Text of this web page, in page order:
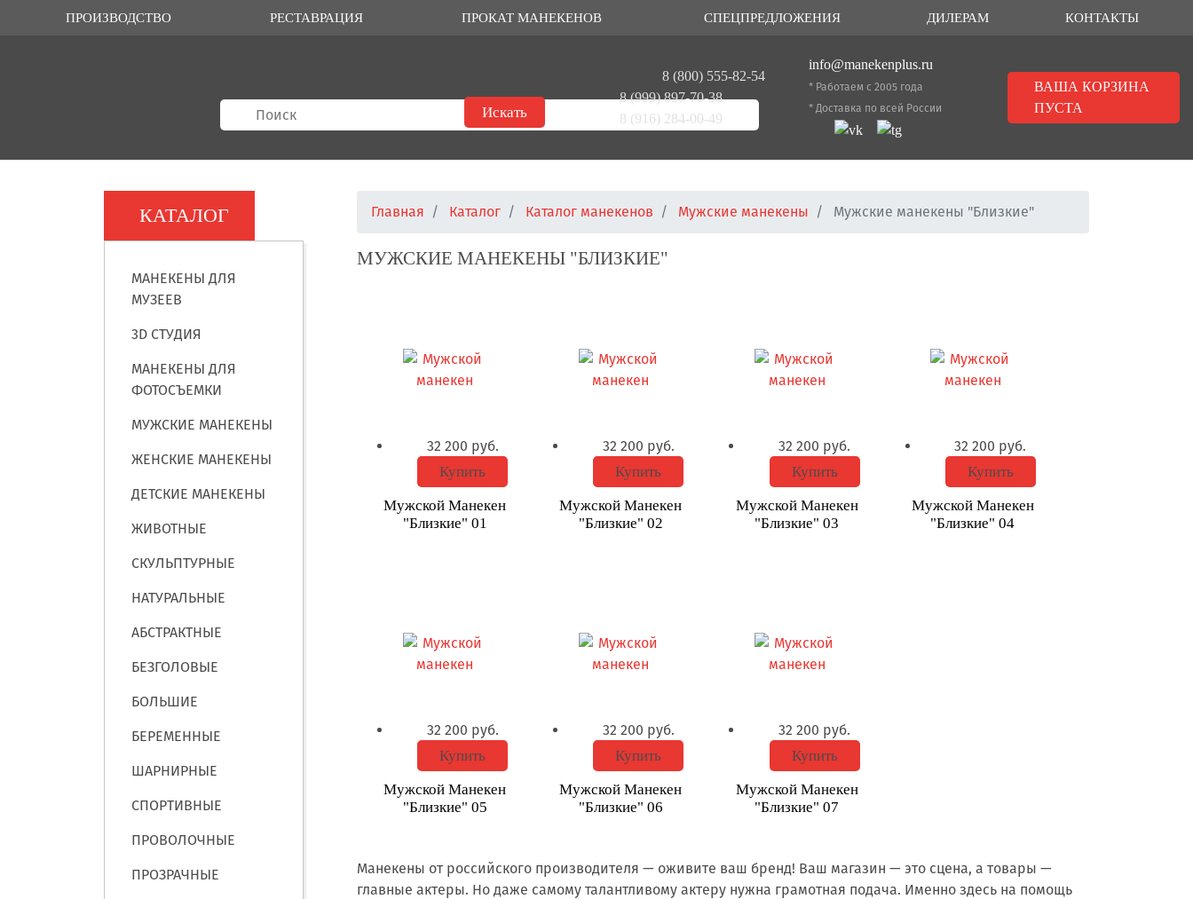
ПРОИЗВОДСТВО РЕСТАВРАЦИЯ ПРОКАТ МАНЕКЕНОВ СПЕЦПРЕДЛОЖЕНИЯ ДИЛЕРАМ КОНТАКТЫ
8 (800) 555-82-54
8 (999) 897-70-38
8 (916) 284-00-49
info@manekenplus.ru
* Работаем с 2005 года
* Доставка по всей России
ВАША КОРЗИНА
ПУСТА
КАТАЛОГ
МАНЕКЕНЫ ДЛЯ
МУЗЕЕВ
3D СТУДИЯ
МАНЕКЕНЫ ДЛЯ
ФОТОСЪЕМКИ
МУЖСКИЕ МАНЕКЕНЫ
ЖЕНСКИЕ МАНЕКЕНЫ
ДЕТСКИЕ МАНЕКЕНЫ
ЖИВОТНЫЕ
СКУЛЬПТУРНЫЕ
НАТУРАЛЬНЫЕ
АБСТРАКТНЫЕ
БЕЗГОЛОВЫЕ
БОЛЬШИЕ
БЕРЕМЕННЫЕ
ШАРНИРНЫЕ
СПОРТИВНЫЕ
ПРОВОЛОЧНЫЕ
ПРОЗРАЧНЫЕ
Главная Каталог Каталог манекенов Мужские манекены Мужские манекены "Близкие"
МУЖСКИЕ МАНЕКЕНЫ "БЛИЗКИЕ"
32 200 руб.
Купить
Мужской Манекен
"Близкие" 01
32 200 руб.
Купить
Мужской Манекен
"Близкие" 02
32 200 руб.
Купить
Мужской Манекен
"Близкие" 03
32 200 руб.
Купить
Мужской Манекен
"Близкие" 04
32 200 руб.
Купить
Мужской Манекен
"Близкие" 05
32 200 руб.
Купить
Мужской Манекен
"Близкие" 06
32 200 руб.
Купить
Мужской Манекен
"Близкие" 07
Манекены от российского производителя — оживите ваш бренд! Ваш магазин — это сцена, а товары —
главные актеры. Но даже самому талантливому актеру нужна грамотная подача. Именно здесь на помощь